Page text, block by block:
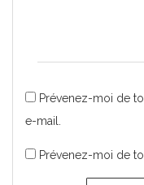
Prévenez-moi de
e-mail.
Prévenez-moi de